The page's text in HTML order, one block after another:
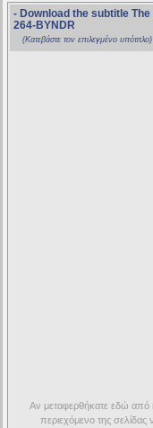
- Download the subtitle The
264-BYNDR
(Κατεβάστε τον επιλεγμένο υπότιτλο)
Αν μεταφερθήκατε εδώ από
περιεχόμενο της